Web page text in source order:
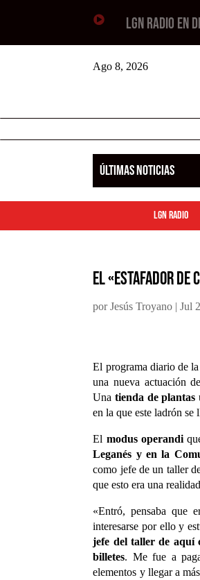
 LGN RADIO EN
Ago 8, 2026
ÚLTIMAS NOTICIAS
LGN Radio
El «estafador de
porJesús Troyano |Jul
El programa diario de
una nueva actuación
Unatienda de plantas
en la que este ladrón
El modus operandi
Leganés y en la
como jefe de un taller
que esto era una
«Entró, pensaba que
interesarse por ello y
jefe del taller de aquí
billetes. Me fue a
elementos y llegar a